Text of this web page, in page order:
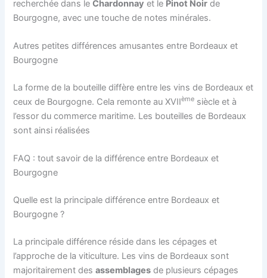
recherchée dans leChardonnay et le Pinot Noir de
Bourgogne, avec une touche de notes minérales.
Autres petites différences amusantes entre Bordeaux et
Bourgogne
La forme de la bouteille diffère entre les vins de Bordeaux et
ceux de Bourgogne. Cela remonte au XVIIème siècle et à
l’essor du commerce maritime. Les bouteilles de Bordeaux
sont ainsi réalisées
FAQ : tout savoir de la différence entre Bordeaux et
Bourgogne
Quelle est la principale différence entre Bordeaux et
Bourgogne ?
La principale différence réside dans les cépages et
l’approche de la viticulture. Les vins de Bordeaux sont
majoritairement desassemblages de plusieurs cépages